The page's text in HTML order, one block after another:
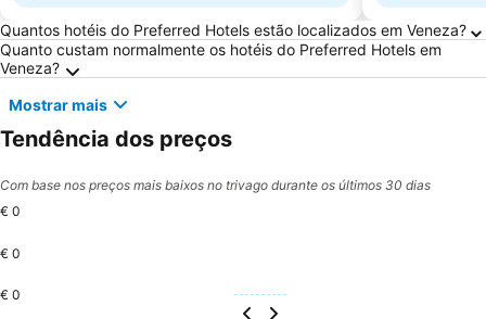
Perguntas Frequentes sobre Veneza
Quantos hotéis do Preferred Hotels estão localizados em Veneza?
Quanto custam normalmente os hotéis do Preferred Hotels em
Veneza?
Mostrar mais
Tendência dos preços
Com base nos preços mais baixos no trivago durante os últimos 30 dias
€ 0
€ 0
€ 0